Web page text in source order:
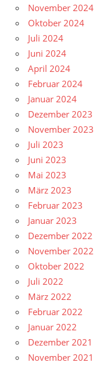
November 2024
Oktober 2024
Juli 2024
Juni 2024
April 2024
Februar 2024
Januar 2024
Dezember 2023
November 2023
Juli 2023
Juni 2023
Mai 2023
März 2023
Februar 2023
Januar 2023
Dezember 2022
November 2022
Oktober 2022
Juli 2022
März 2022
Februar 2022
Januar 2022
Dezember 2021
November 2021